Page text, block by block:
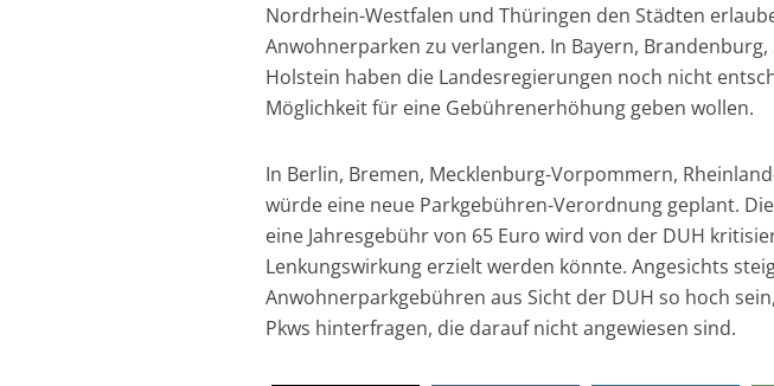
Nordrhein-Westfalen und Thüringen den Städten
Anwohnerparken zu verlangen. In Bayern,
Holstein haben die Landesregierungen noch nicht
Möglichkeit für eine Gebührenerhöhung geben wollen.
In Berlin, Bremen, Mecklenburg-Vorpommern,
würde eine neue Parkgebühren-Verordnung geplant.
eine Jahresgebühr von 65 Euro wird von der DUH
Lenkungswirkung erzielt werden könnte. Angesichts
Anwohnerparkgebühren aus Sicht der DUH so hoch
Pkws hinterfragen, die darauf nicht angewiesen sind.